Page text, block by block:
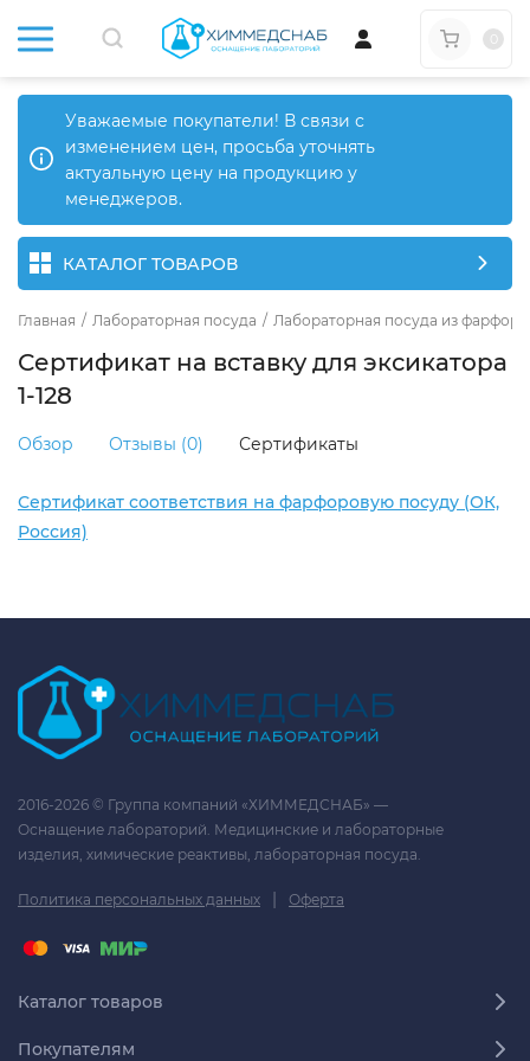
Уважаемые покупатели! В связи с
изменением цен, просьба уточнять
актуальную цену на продукцию у
менеджеров.
КАТАЛОГ ТОВАРОВ
Главная / Лабораторная посуда / Лабораторная посуда из фарфора
Сертификат на вставку для эксикатора
1-128
Обзор Отзывы (0) Сертификаты
Сертификат соответствия на фарфоровую посуду (ОК,
Россия)
2016-2026 © Группа компаний «ХИММЕДСНАБ» —
Оснащение лабораторий. Медицинские и лабораторные
изделия, химические реактивы, лабораторная посуда.
Политика персональных данных | Оферта
Каталог товаров
Покупателям